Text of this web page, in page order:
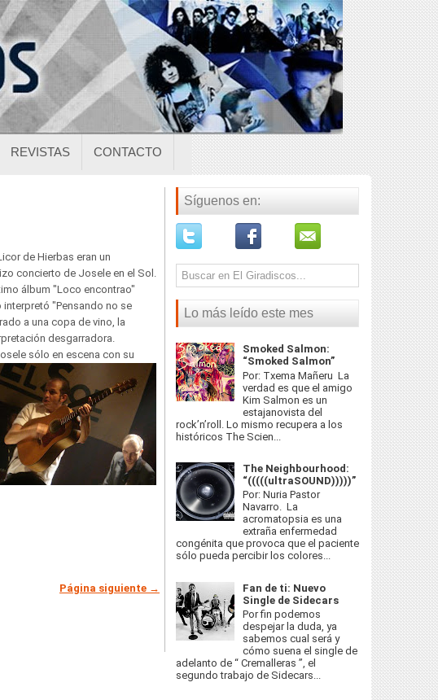
REVISTAS CONTACTO
de Hierbas eran un
concierto de Josele en el Sol.
álbum "Loco encontrao"
"Pensando no se
a una copa de vino, la
desgarradora.
sólo en escena con su
Página siguiente →
Síguenos en:
Lo más leído este mes
Smoked Salmon:
“Smoked Salmon”
Por: Txema Mañeru La
verdad es que el amigo
Kim Salmon es un
estajanovista del
rock’n’roll. Lo mismo recupera a los
históricos The Scien...
The Neighbourhood:
“(((((ultraSOUND)))))”
Por: Nuria Pastor
Navarro. La
acromatopsia es una
extraña enfermedad
congénita que provoca que el paciente
sólo pueda percibir los colores...
Fan de ti: Nuevo
Single de Sidecars
Por fin podemos
despejar la duda, ya
sabemos cual será y
cómo suena el single de
adelanto de “ Cremalleras ”, el
segundo trabajo de Sidecars...